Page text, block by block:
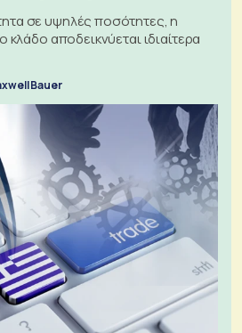
σε υψηλές ποσότητες, η
κλάδο αποδεικνύεται ιδιαίτερα
Bauer